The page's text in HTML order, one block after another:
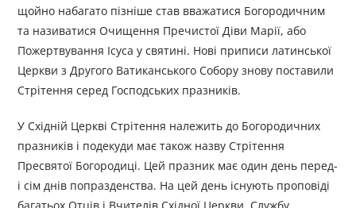
щойно набагато пізніше став вважатися Богородичним
та називатися Очищення Пречистої Діви Марії, або
Пожертвування Ісуса у святині. Нові приписи латинської
Церкви з Другого Ватиканського Собору знову поставили
Стрітення серед Господських празників.
У Східній Церкві Стрітення належить до Богородичних
празників і подекуди має також назву Стрітення
Пресвятої Богородиці. Цей празник має один день перед-
і сім днів попразденства. На цей день існують проповіді